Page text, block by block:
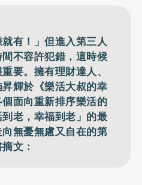
就有！」但進入第三人
不容許犯錯，這時候
要。擁有理財達人、
輝於《樂活大叔的幸
面向重新排序樂活的
老，幸福到老」的最
無憂無慮又自在的第
文：